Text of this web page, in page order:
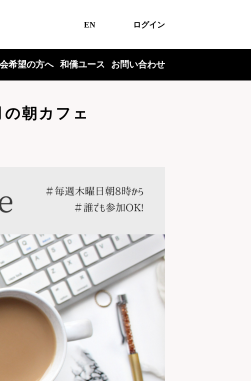
EN ログイン
希望の方へ 和僑ユース お問い合わせ
朝カフェ